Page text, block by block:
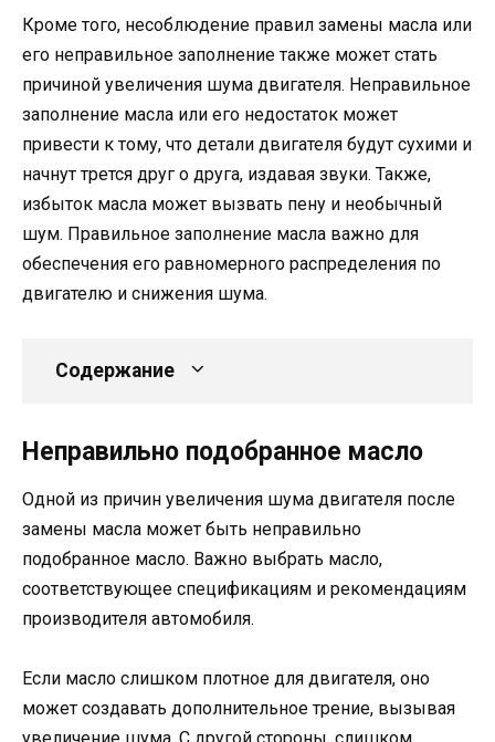
Кроме того, несоблюдение правил замены масла или
его неправильное заполнение также может стать
причиной увеличения шума двигателя. Неправильное
заполнение масла или его недостаток может
привести к тому, что детали двигателя будут сухими и
начнут трется друг о друга, издавая звуки. Также,
избыток масла может вызвать пену и необычный
шум. Правильное заполнение масла важно для
обеспечения его равномерного распределения по
двигателю и снижения шума.
Содержание
Неправильно подобранное масло
Одной из причин увеличения шума двигателя после
замены масла может быть неправильно
подобранное масло. Важно выбрать масло,
соответствующее спецификациям и рекомендациям
производителя автомобиля.
Если масло слишком плотное для двигателя, оно
может создавать дополнительное трение, вызывая